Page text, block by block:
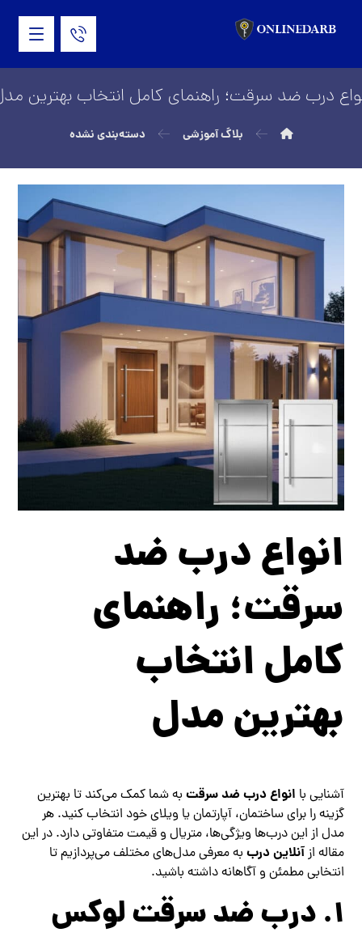
درب ضد سرقت؛ راهنمای کامل انتخاب بهترین
بلاگ آموزشی دسته‌بندی نشده
انواع درب ضد
سرقت؛ راهنمای
کامل انتخاب
بهترین مدل
آشنایی با انواع درب ضد سرقت به شما کمک می‌کند تا بهترین
گزینه را برای ساختمان، آپارتمان یا ویلای خود انتخاب کنید. هر
مدل از این درب‌ها ویژگی‌ها، متریال و قیمت متفاوتی دارد. در این
مقاله ازآنلاین درب به معرفی مدل‌های مختلف می‌پردازیم تا
انتخابی مطمئن و آگاهانه داشته باشید.
۱. درب ضد سرقت لوکس